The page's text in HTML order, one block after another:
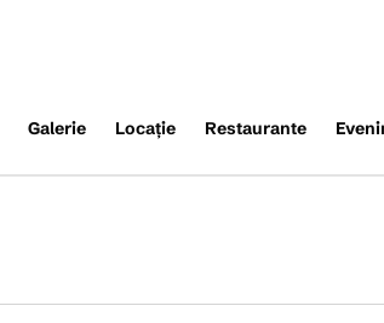
Galerie Locaţie Restaurante